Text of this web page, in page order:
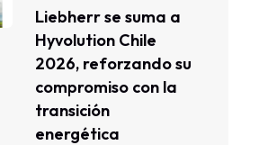
Liebherr se suma a
Hyvolution Chile
2026, reforzando su
compromiso con la
transición
energética